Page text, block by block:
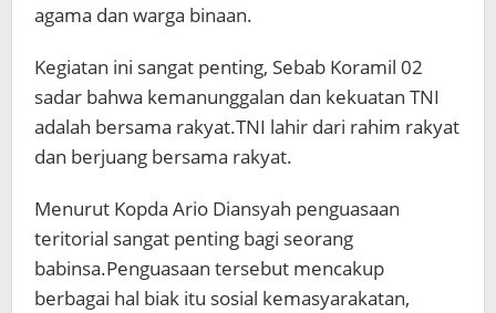
agama dan warga binaan.
Kegiatan ini sangat penting, Sebab Koramil 02
sadar bahwa kemanunggalan dan kekuatan TNI
adalah bersama rakyat.TNI lahir dari rahim rakyat
dan berjuang bersama rakyat.
Menurut Kopda Ario Diansyah penguasaan
teritorial sangat penting bagi seorang
babinsa.Penguasaan tersebut mencakup
berbagai hal biak itu sosial kemasyarakatan,